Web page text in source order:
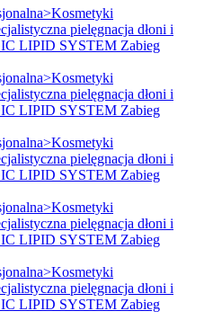
pielęgnacja dłoni i
LIPID SYSTEM Zabieg
pielęgnacja dłoni i
LIPID SYSTEM Zabieg
pielęgnacja dłoni i
LIPID SYSTEM Zabieg
pielęgnacja dłoni i
LIPID SYSTEM Zabieg
pielęgnacja dłoni i
LIPID SYSTEM Zabieg